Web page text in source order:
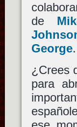
de
George.
¿Crees
para